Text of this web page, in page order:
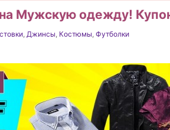
Мужскую одежду!
, Джинсы, Костюмы, Футболки